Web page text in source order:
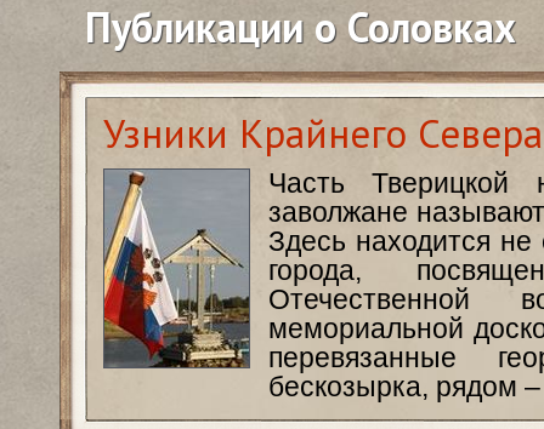
Публикации о Соловках
Узники Крайнего Севера
Часть Тверицкой
заволжане
Здесь находится
города,
мемориальной
перевязанные
бескозырка, рядом –